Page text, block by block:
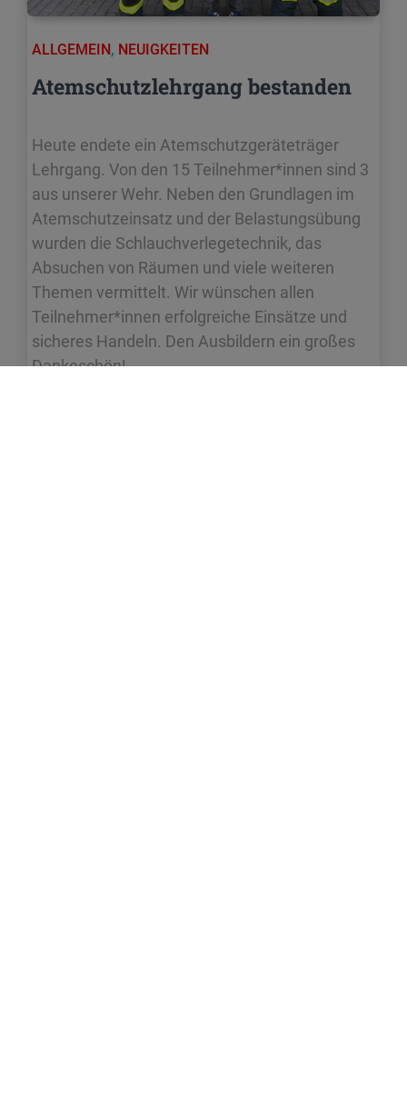
ALLGEMEIN, NEUIGKEITEN
Atemschutzlehrgang bestanden
Heute endete ein Atemschutzgeräteträger
Lehrgang. Von den 15 Teilnehmer*innen sind 3
aus unserer Wehr. Neben den Grundlagen im
Atemschutzeinsatz und der Belastungsübung
wurden die Schlauchverlegetechnik, das
Absuchen von Räumen und viele weiteren
Themen vermittelt. Wir wünschen allen
Teilnehmer*innen erfolgreiche Einsätze und
sicheres Handeln. Den Ausbildern ein großes
Dankeschön!